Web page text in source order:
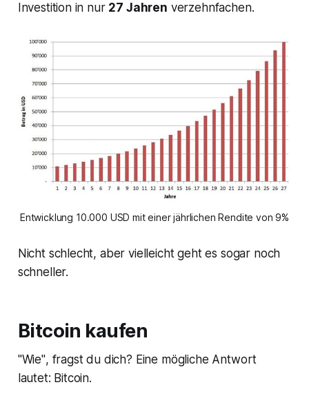
Investition in nur 27 Jahren verzehnfachen.
Entwicklung 10.000 USD mit einer jährlichen Rendite von 9%
Nicht schlecht, aber vielleicht geht es sogar noch
schneller.
Bitcoin kaufen
"Wie", fragst du dich? Eine mögliche Antwort
lautet: Bitcoin.